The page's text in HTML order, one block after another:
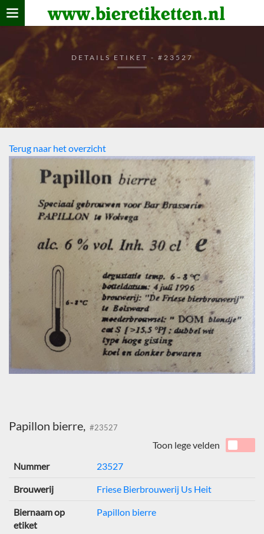
www.bieretiketten.nl
Home
verzamelen
De bierkaart
Bezoekers
DETAILS ETIKET - #23527
Terug naar het overzicht
Papillon bierre, #23527
Toon lege velden
Nummer
23527
Brouwerij Friese Bierbrouwerij Us Heit
Biernaam op
etiket
Papillon bierre